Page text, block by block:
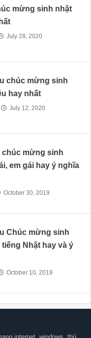
mừng sinh nhật
July 28, 2020
chúc mừng sinh
hay nhất
July 12, 2020
chúc mừng sinh
em gái hay ý nghĩa
October 30, 2019
Chúc mừng sinh
Nhật hay và ý
October 10, 2019